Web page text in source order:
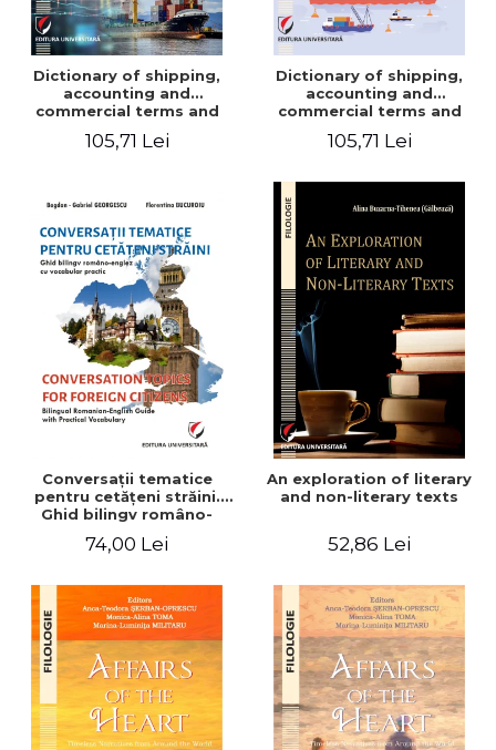
Dictionary of shipping,
accounting and
commercial terms and
English-German
105,71 Lei
Dictionary of shipping,
accounting and
commercial terms and
Russian – German
105,71 Lei
Conversaţii tematice
pentru cetăţeni străini.
Ghid bilingv româno-
practic/Conversation
Bilingual Romanian-English
guide with practical
vocabulary
74,00 Lei
An exploration of literary
and non-literary texts
52,86 Lei